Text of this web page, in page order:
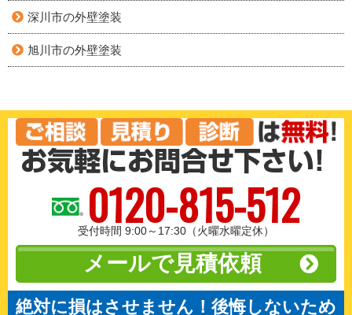
深川市の外壁塗装
旭川市の外壁塗装
0120-815-512
受付時間 9:00～17:30（火曜水曜定休）
メールで見積依頼
絶対に損はさせません！後悔しないため